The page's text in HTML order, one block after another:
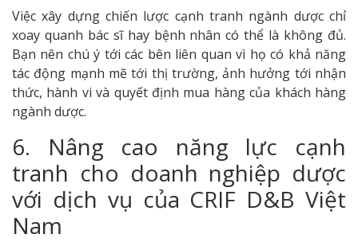
Việc xây dựng chiến lược cạnh tranh ngành dược chỉ
xoay quanh bác sĩ hay bệnh nhân có thể là không đủ.
Bạn nên chú ý tới các bên liên quan vì họ có khả năng
tác động mạnh mẽ tới thị trường, ảnh hưởng tới nhận
thức, hành vi và quyết định mua hàng của khách hàng
ngành dược.
6. Nâng cao năng lực cạnh
tranh cho doanh nghiệp dược
với dịch vụ của CRIF D&B Việt
Nam